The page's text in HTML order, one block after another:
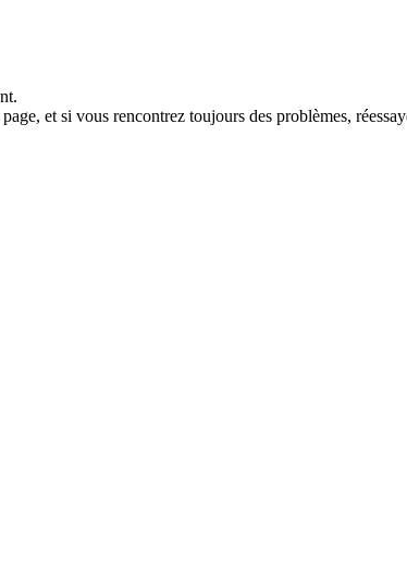
et si vous rencontrez toujours des problèmes,